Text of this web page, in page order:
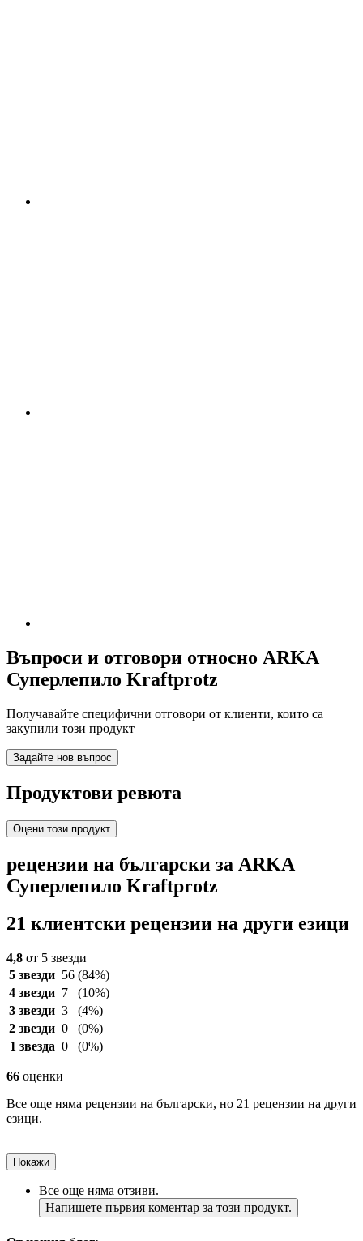
Въпроси и отговори относно ARKA
Суперлепило Kraftprotz
Получавайте специфични отговори от клиенти, които са
закупили този продукт
Задайте нов въпрос
Продуктови ревюта
Оцени този продукт
рецензии на български за ARKA
Суперлепило Kraftprotz
21 клиентски рецензии на други езици
4,8 от 5 звезди
5 звезди 56 (84%)
4 звезди 7
(10%)
3 звезди 3
(4%)
2 звезди 0
(0%)
1 звезда 0 (0%)
66 оценки
Все още няма рецензии на български, но 21 рецензии на други
езици.
Покажи
Все още няма отзиви.
Напишете първия коментар за този продукт.